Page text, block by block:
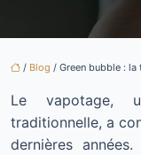
/ Blog / Green bubble : la
Le vapotage,
traditionnelle, a
dernières